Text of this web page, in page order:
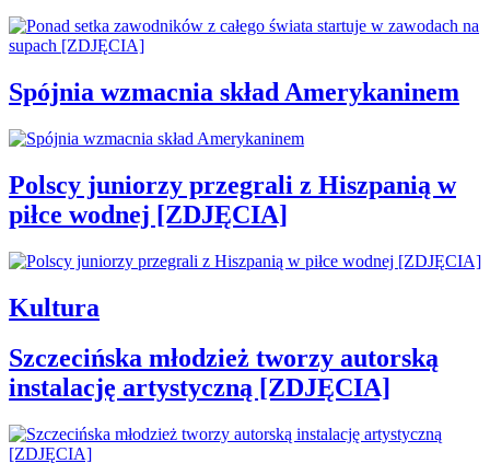
Spójnia wzmacnia skład Amerykaninem
Polscy juniorzy przegrali z Hiszpanią w
piłce wodnej [ZDJĘCIA]
Kultura
Szczecińska młodzież tworzy autorską
instalację artystyczną [ZDJĘCIA]